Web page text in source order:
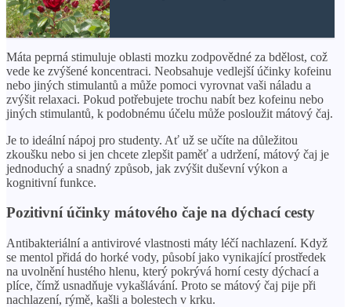
Máta peprná stimuluje oblasti mozku zodpovědné za bdělost, což
vede ke zvýšené koncentraci. Neobsahuje vedlejší účinky kofeinu
nebo jiných stimulantů a může pomoci vyrovnat vaši náladu a
zvýšit relaxaci. Pokud potřebujete trochu nabít bez kofeinu nebo
jiných stimulantů, k podobnému účelu může posloužit mátový čaj.
Je to ideální nápoj pro studenty. Ať už se učíte na důležitou
zkoušku nebo si jen chcete zlepšit paměť a udržení, mátový čaj je
jednoduchý a snadný způsob, jak zvýšit duševní výkon a
kognitivní funkce.
Pozitivní účinky mátového čaje na dýchací cesty
Antibakteriální a antivirové vlastnosti máty léčí nachlazení. Když
se mentol přidá do horké vody, působí jako vynikající prostředek
na uvolnění hustého hlenu, který pokrývá horní cesty dýchací a
plíce, čímž usnadňuje vykašlávání. Proto se mátový čaj pije při
nachlazení, rýmě, kašli a bolestech v krku.